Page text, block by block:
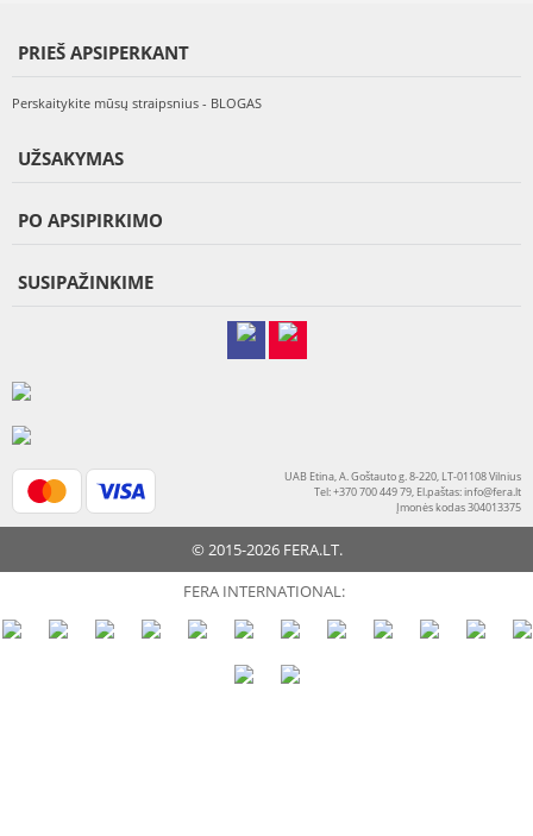
PRIEŠ APSIPERKANT
Perskaitykite mūsų straipsnius - BLOGAS
UŽSAKYMAS
PO APSIPIRKIMO
SUSIPAŽINKIME
UAB Etina, A. Goštauto g. 8-220, LT-01108 Vilnius
Tel: +370 700 449 79, El.paštas:info@fera.lt
Įmonės kodas 304013375
© 2015-2026 FERA.LT.
FERA INTERNATIONAL: